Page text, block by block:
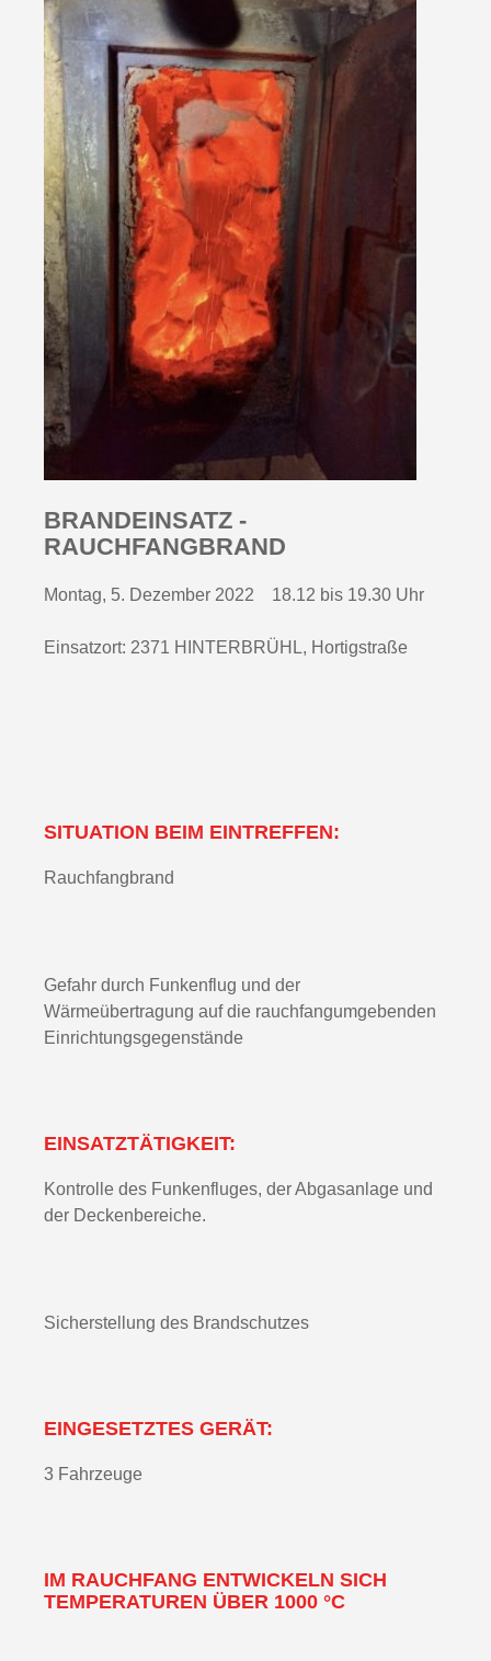
BRANDEINSATZ -
RAUCHFANGBRAND
Montag, 5. Dezember 2022 18.12 bis 19.30 Uhr
Einsatzort: 2371 HINTERBRÜHL, Hortigstraße
SITUATION BEIM EINTREFFEN:
Rauchfangbrand
Gefahr durch Funkenflug und der
Wärmeübertragung auf die rauchfangumgebenden
Einrichtungsgegenstände
EINSATZTÄTIGKEIT:
Kontrolle des Funkenfluges, der Abgasanlage und
der Deckenbereiche.
Sicherstellung des Brandschutzes
EINGESETZTES GERÄT:
3 Fahrzeuge
IM RAUCHFANG ENTWICKELN SICH
TEMPERATUREN ÜBER 1000 °C